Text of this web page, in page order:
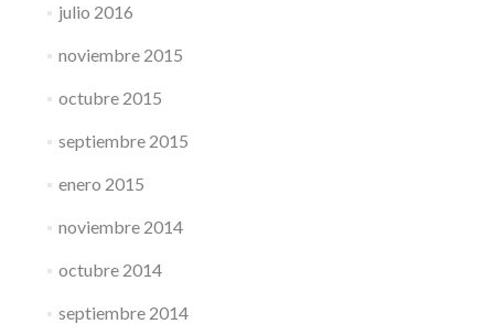
julio 2016
noviembre 2015
octubre 2015
septiembre 2015
enero 2015
noviembre 2014
octubre 2014
septiembre 2014